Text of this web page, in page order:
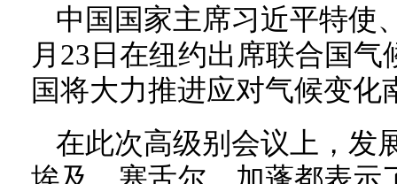
中国国家主席习近平特使
月23日在纽约出席联合国
国将大力推进应对气候变化
在此次高级别会议上，发